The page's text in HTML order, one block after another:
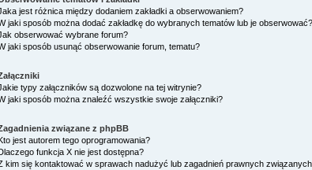
jest różnica między dodaniem zakładki a obserwowaniem?
jaki sposób można dodać zakładkę do wybranych tematów lub je
obserwować wybrane forum?
jaki sposób usunąć obserwowanie forum, tematu?
typy załączników są dozwolone na tej witrynie?
jaki sposób można znaleźć wszystkie swoje załączniki?
związane z phpBB
jest autorem tego oprogramowania?
funkcja X nie jest dostępna?
kim się kontaktować w sprawach nadużyć lub zagadnień prawnych